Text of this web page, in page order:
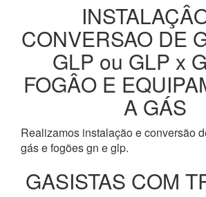
CONVERSAO DE
GLP ou GLP x
FOGÂO E
A GÁS
Realizamos instalação e conversão
gás e fogões gn e glp.
GASISTAS COM